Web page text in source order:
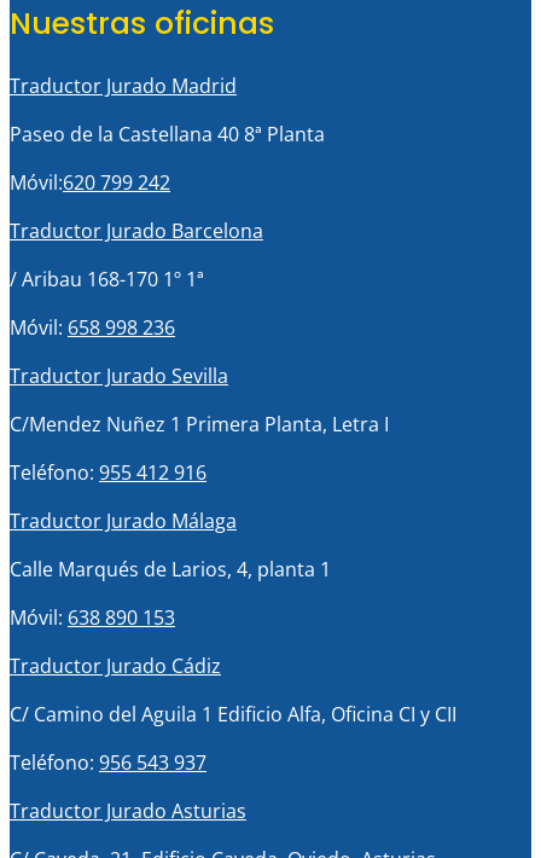
Nuestras oficinas
Traductor Jurado Madrid
Paseo de la Castellana 40 8ª Planta
Móvil:620 799 242
Traductor Jurado Barcelona
/ Aribau 168-170 1º 1ª
Móvil: 658 998 236
Traductor Jurado Sevilla
C/Mendez Nuñez 1 Primera Planta, Letra I
Teléfono: 955 412 916
Traductor Jurado Málaga
Calle Marqués de Larios, 4, planta 1
Móvil: 638 890 153
Traductor Jurado Cádiz
C/ Camino del Aguila 1 Edificio Alfa, Oficina CI y CII
Teléfono: 956 543 937
Traductor Jurado Asturias